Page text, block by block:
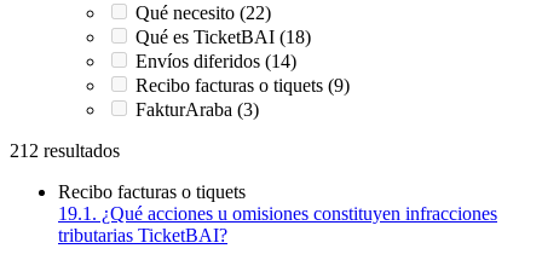
Qué necesito (22)
Qué es TicketBAI (18)
Envíos diferidos (14)
Recibo facturas o tiquets (9)
FakturAraba (3)
212 resultados
Recibo facturas o tiquets
19.1. ¿Qué acciones u omisiones constituyen infracciones
tributarias TicketBAI?